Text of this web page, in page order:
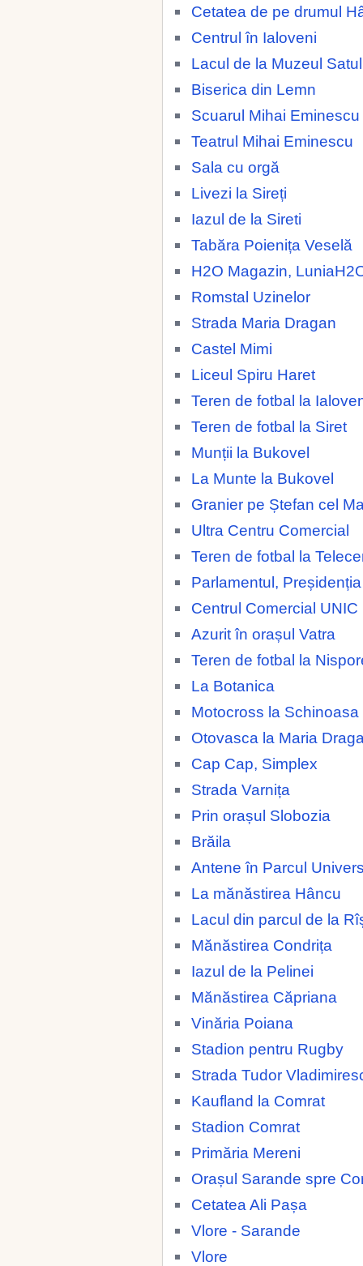
Cetatea de pe drumul
Centrul în Ialoveni
Lacul de la Muzeul
Biserica din Lemn
Scuarul Mihai Eminescu
Teatrul Mihai Eminescu
Sala cu orgă
Livezi la Sireți
Iazul de la Sireti
Tabăra Poienița Veselă
H2O Magazin,
Romstal Uzinelor
Strada Maria Dragan
Castel Mimi
Liceul Spiru Haret
Teren de fotbal la
Teren de fotbal la Siret
Munții la Bukovel
La Munte la Bukovel
Granier pe Ștefan cel
Ultra Centru Comercial
Teren de fotbal la
Parlamentul, Preșidenția
Centrul Comercial UNIC
Azurit în orașul Vatra
Teren de fotbal la
La Botanica
Motocross la Schinoasa
Otovasca la Maria
Cap Cap, Simplex
Strada Varnița
Prin orașul Slobozia
Brăila
Antene în Parcul
La mănăstirea Hâncu
Lacul din parcul de la
Mănăstirea Condrița
Iazul de la Pelinei
Mănăstirea Căpriana
Vinăria Poiana
Stadion pentru Rugby
Strada Tudor
Kaufland la Comrat
Stadion Comrat
Primăria Mereni
Orașul Sarande spre
Cetatea Ali Pașa
Vlore - Sarande
Vlore